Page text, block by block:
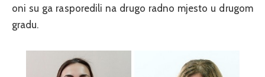
oni su ga rasporedili na drugo radno mjesto u drugom
gradu.